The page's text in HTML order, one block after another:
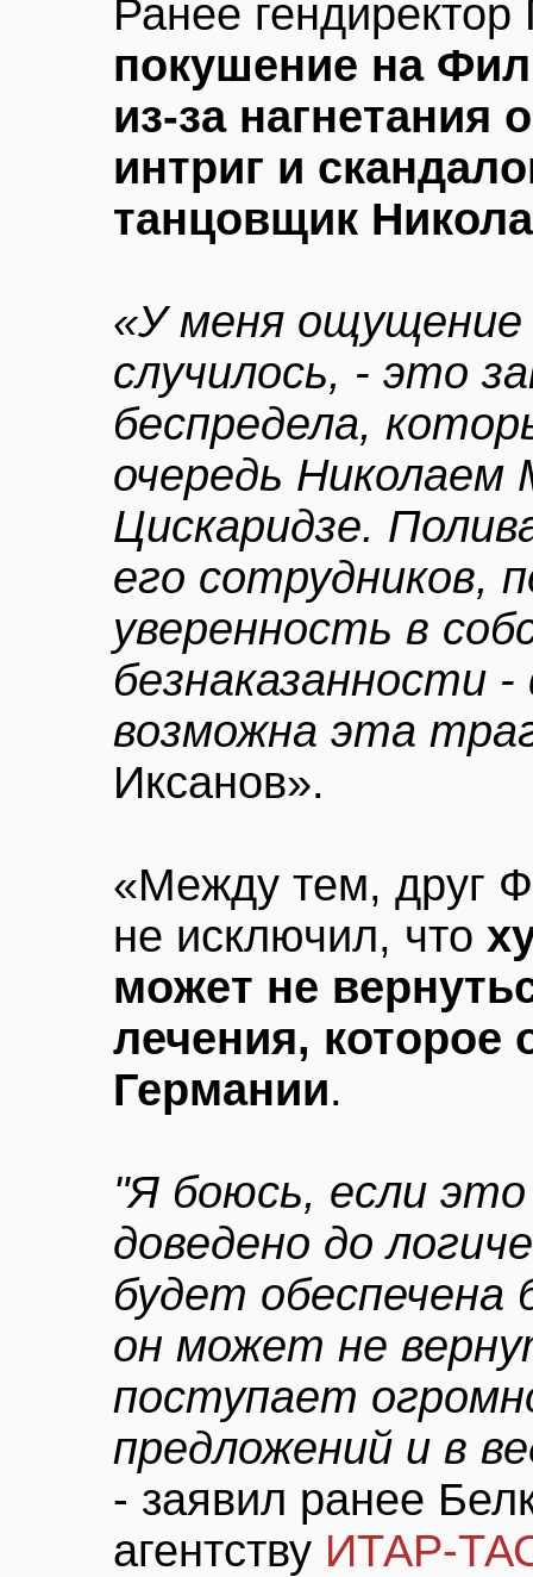
Ранее
покушение на
из-за нагнетания
интриг и
танцовщик
«У меня ощущение
случилось, - это
беспредела,
очередь Николаем
Цискаридзе.
его сотрудников,
уверенность в
безнаказанности
возможна эта
Иксанов».
«Между тем, друг
не исключил, что
может не
лечения, которое
Германии.
"Я боюсь, если
доведено до
будет обеспечена
он может не
поступает
предложений и в
- заявил ранее
агентству ИТАР-